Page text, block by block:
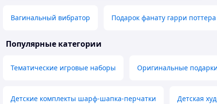
Вагинальный вибратор Подарок фанату гарри поттера
Популярные категории
Тематические игровые наборы Оригинальные
Детские комплекты шарф-шапка-перчатки Детская